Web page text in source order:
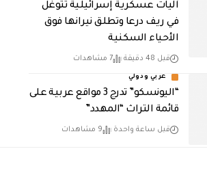
آليات عسكرية إسرائيلية تتوغل
في ريف درعا وتطلق نيرانها فوق
الأحياء السكنية
قبل 48 دقيقة 7 مشاهدات
عربي ودولي
“اليونسكو” تدرج 3 مواقع عربية على
قائمة التراث “المهدد”
قبل ساعة واحدة 9 مشاهدات